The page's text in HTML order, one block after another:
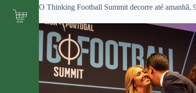
O Thinking Football Summit decorre até amanhã,